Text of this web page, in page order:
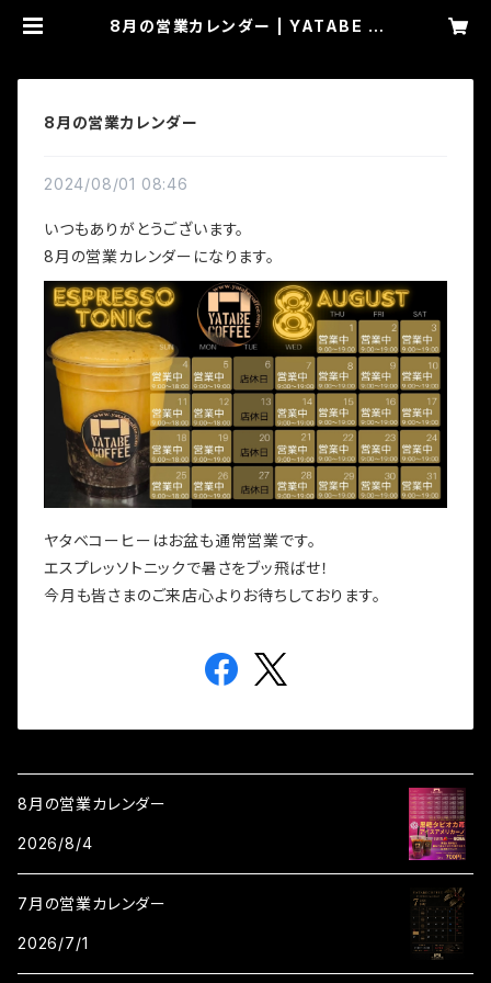
8月の営業カレンダー | YATABE C
8月の営業カレンダー
2024/08/01 08:46
いつもありがとうございます。
8月の営業カレンダーになります。
ヤタベコーヒーはお盆も通常営業です。
エスプレッソトニックで暑さをブッ飛ばせ！
今月も皆さまのご来店心よりお待ちしております。
8月の営業カレンダー
2026/8/4
7月の営業カレンダー
2026/7/1